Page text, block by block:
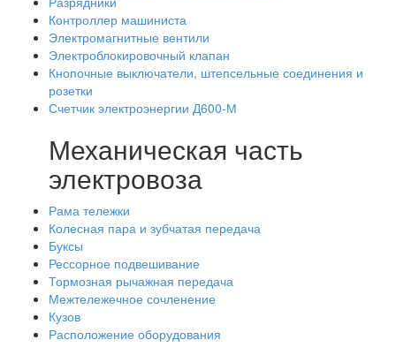
Контроллер машиниста
Электромагнитные вентили
Электроблокировочный клапан
Кнопочные выключатели, штепсельные соединения и
розетки
Счетчик электроэнергии Д600-М
Механическая часть
электровоза
Рама тележки
Колесная пара и зубчатая передача
Буксы
Рессорное подвешивание
Тормозная рычажная передача
Межтележечное сочленение
Кузов
Расположение оборудования